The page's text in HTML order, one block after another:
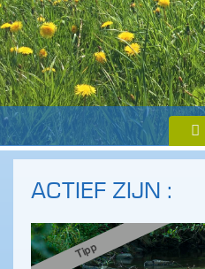
ACTIEF ZIJN :